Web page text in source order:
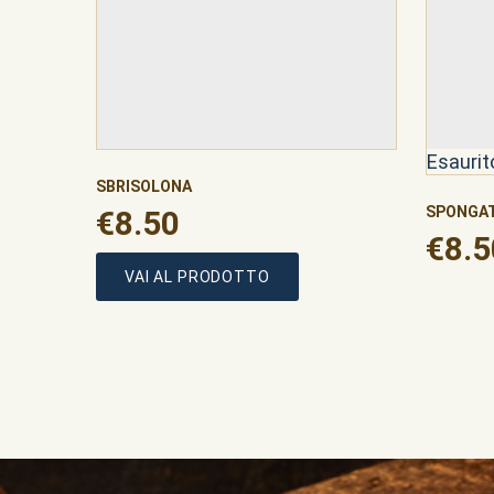
SBRISOLONA
€8.50
€8.50
VAI AL PRODOTTO
€
€